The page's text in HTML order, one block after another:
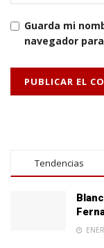
Guarda mi
navegador
Tendencias